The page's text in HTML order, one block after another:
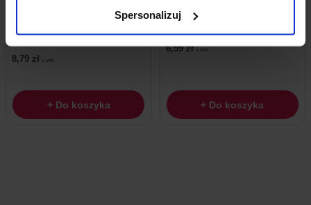
Spersonalizuj
Czytnik RFID RC522 13,56MHz SPI Z
8,79 zł z VAT
+ Do koszyka
Moduł Radiowy NRF24L01+ 2,4GHz THT
6,59zł z VAT
+ Do koszyka